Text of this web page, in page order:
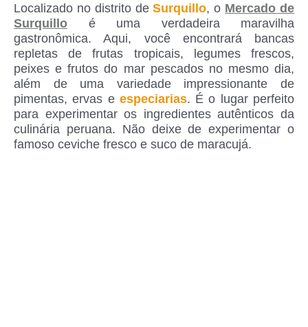
Localizado no distrito deSurquillo, o Mercado de
Surquillo é uma verdadeira maravilha
gastronômica. Aqui, você encontrará bancas
repletas de frutas tropicais, legumes frescos,
peixes e frutos do mar pescados no mesmo dia,
além de uma variedade impressionante de
pimentas, ervas e especiarias. É o lugar perfeito
para experimentar os ingredientes autênticos da
culinária peruana. Não deixe de experimentar o
famoso ceviche fresco e suco de maracujá.